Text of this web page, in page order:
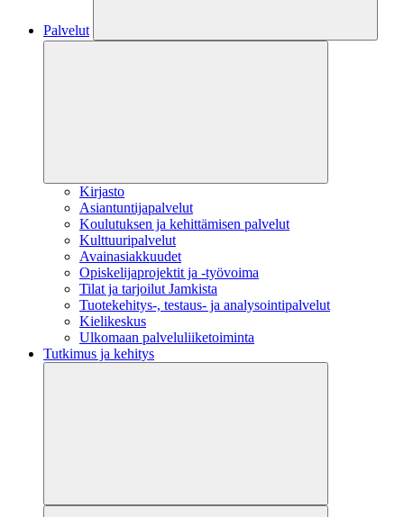
Palvelut
Kirjasto
Asiantuntijapalvelut
Koulutuksen ja kehittämisen palvelut
Kulttuuripalvelut
Avainasiakkuudet
Opiskelijaprojektit​ ja -työvoima
Tilat ja tarjoilut Jamkista
Tuotekehitys-, testaus- ja analysointipalvelut
Kielikeskus
Ulkomaan palveluliiketoiminta
Tutkimus ja kehitys